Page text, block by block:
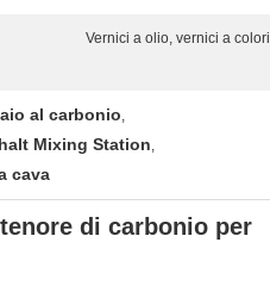
Vernici a olio, vernici a colori
al carbonio,
Mixing Station,
cava
di carbonio per